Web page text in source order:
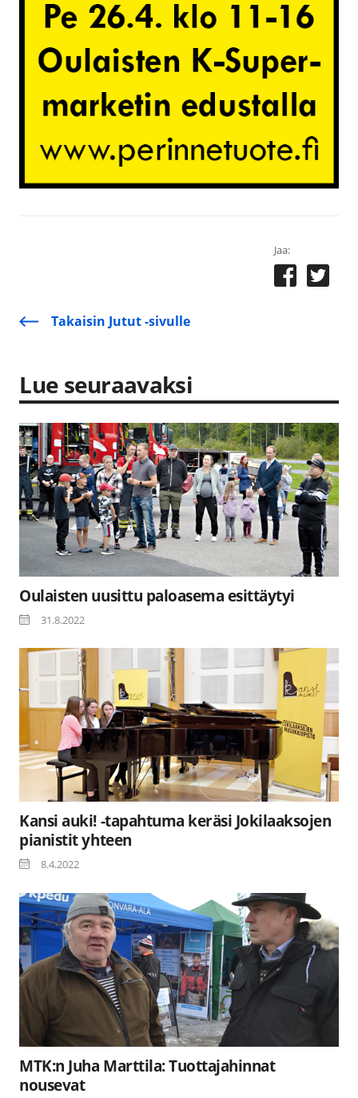
Jaa:
Takaisin Jutut -sivulle
Lue seuraavaksi
Oulaisten uusittu paloasema esittäytyi
31.8.2022
Kansi auki! -tapahtuma keräsi Jokilaaksojen
pianistit yhteen
8.4.2022
MTK:n Juha Marttila: Tuottajahinnat
nousevat